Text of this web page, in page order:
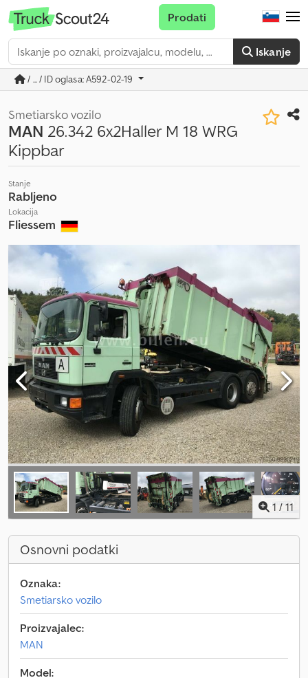
Iskanje
Prodati
/ ... / ID oglasa: A592-02-19
Smetiarsko vozilo
MAN 26.342 6x2Haller M 18 WRG
Kippbar
Stanje
Rabljeno
Lokacija
Fliessem
1 / 11
Osnovni podatki
Oznaka:
Smetiarsko vozilo
Proizvajalec:
MAN
Model: